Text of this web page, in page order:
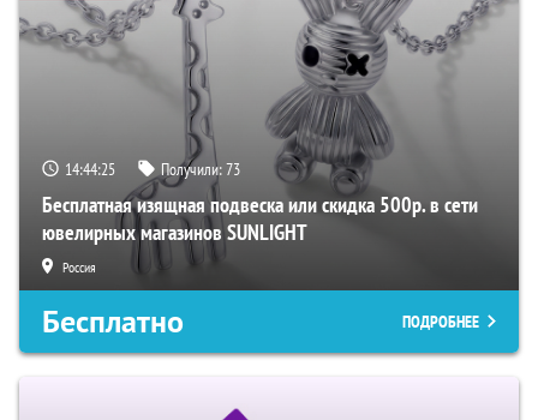
14:44:24 Получили:73
Бесплатная изящная подвеска или скидка 500р. в сети
ювелирных магазинов SUNLIGHT
Россия
Бесплатно ПОДРОБНЕЕ